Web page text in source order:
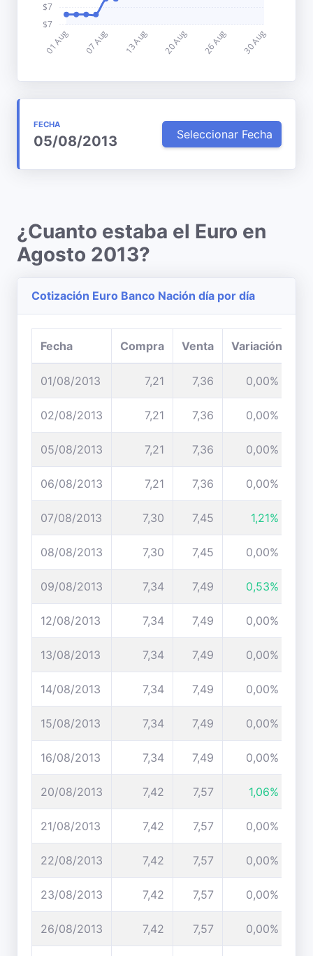
FECHA
05/08/2013 Seleccionar Fecha
¿Cuanto estaba el Euro en
Agosto 2013?
Cotización Euro Banco Nación día por día
Fecha Compra Venta Variación
01/08/2013 7,21 7,36 0,00%
02/08/2013 7,21 7,36 0,00%
05/08/2013 7,21 7,36 0,00%
06/08/2013 7,21 7,36 0,00%
07/08/2013 7,30 7,45 1,21%
08/08/2013 7,30 7,45 0,00%
09/08/2013 7,34 7,49 0,53%
12/08/2013 7,34 7,49 0,00%
13/08/2013 7,34 7,49 0,00%
14/08/2013 7,34 7,49 0,00%
15/08/2013 7,34 7,49 0,00%
16/08/2013 7,34 7,49 0,00%
20/08/2013 7,42 7,57 1,06%
21/08/2013 7,42 7,57 0,00%
22/08/2013 7,42 7,57 0,00%
23/08/2013 7,42 7,57 0,00%
26/08/2013 7,42 7,57 0,00%